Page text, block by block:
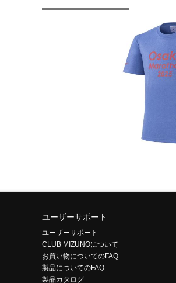
ユーザーサポート
ユーザーサポート
CLUB MIZUNOについて
お買い物についてのFAQ
製品についてのFAQ
製品カタログ